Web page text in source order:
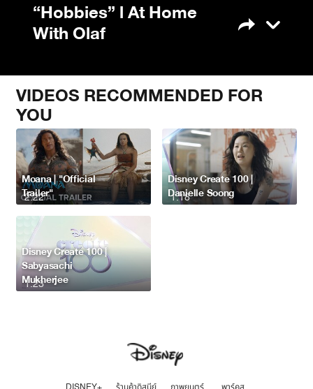
“Hobbies” l At Home
With Olaf
VIDEOS RECOMMENDED FOR
YOU
2:22
Moana | "Official
Trailer"
1:18
Disney Create 100 |
Danielle Soong
1:23
Disney Create 100 |
Sabyasachi
Mukherjee